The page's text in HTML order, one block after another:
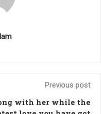
Previous post
with her while the